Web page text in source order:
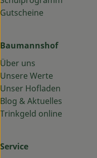
Gutscheine
Baumannshof
Über uns
Unsere Werte
Unser Hofladen
Blog & Aktuelles
Trinkgeld online
Service